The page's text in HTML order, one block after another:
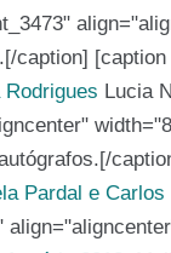
caption]
Lucia